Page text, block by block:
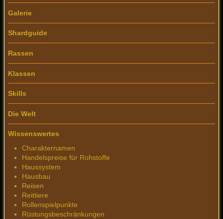
Galerie
Shardguide
Rassen
Klassen
Skills
Die Welt
Wissenswertes
Charakternamen
Handelspreise für Rohstoffe
Haussystem
Hausbau
Reisen
Reittiere
Rollenspielpunkte
Rüstungsbeschränkungen